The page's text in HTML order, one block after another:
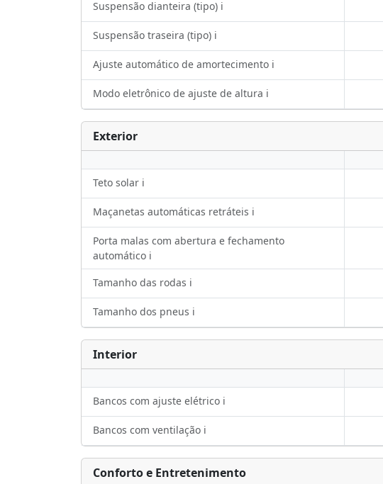
Suspensão dianteira (tipo) ℹ️
Suspensão traseira (tipo) ℹ️
Ajuste automático de amortecimento ℹ️
Modo eletrônico de ajuste de altura ℹ️
Exterior
Teto solar ℹ️
Maçanetas automáticas retráteis ℹ️
Porta malas com abertura e fechamento
automático ℹ️
Tamanho das rodas ℹ️
Tamanho dos pneus ℹ️
Interior
Bancos com ajuste elétrico ℹ️
Bancos com ventilação ℹ️
Conforto e Entretenimento